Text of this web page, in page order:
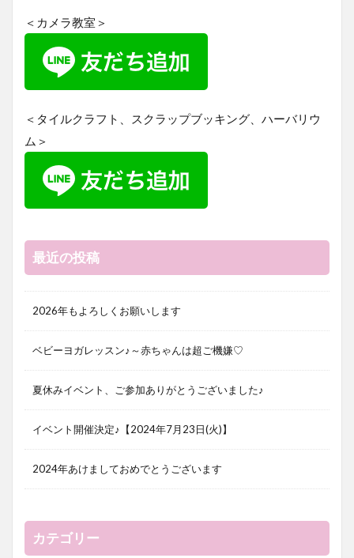
＜カメラ教室＞
＜タイルクラフト、スクラップブッキング、ハーバリウ
ム＞
最近の投稿
2026年もよろしくお願いします
ベビーヨガレッスン♪～赤ちゃんは超ご機嫌♡
夏休みイベント、ご参加ありがとうございました♪
イベント開催決定♪【2024年7月23日(火)】
2024年あけましておめでとうございます
カテゴリー